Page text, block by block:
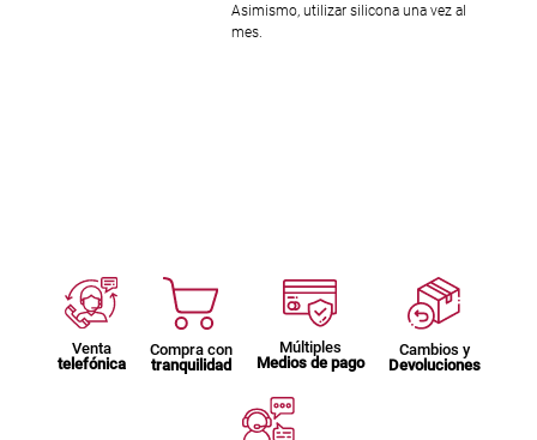
Asimismo, utilizar silicona una vez al
mes.
Venta
telefónica
Compra con
tranquilidad
Múltiples
Medios de pago
Cambios y
Devoluciones